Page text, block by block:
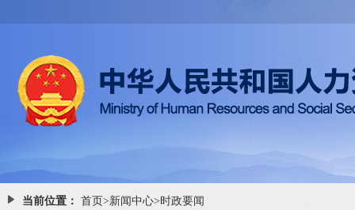
当前位置： 首页>新闻中心>时政要闻